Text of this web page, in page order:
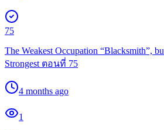
75
The Weakest Occupation “Blacksmith”,
Strongest ตอนที่ 75
4 months ago
1